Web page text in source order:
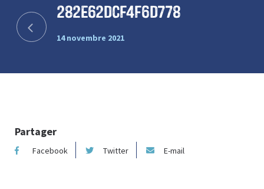
282e62dcf4f6d778
14 novembre 2021
Partager
Facebook Twitter E-mail